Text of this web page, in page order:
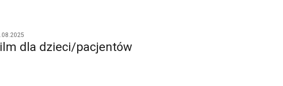
dla dzieci/pacjentów